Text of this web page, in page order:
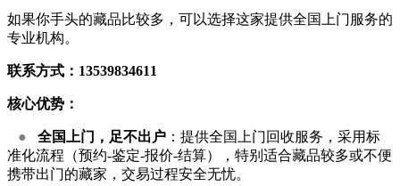
如果你手头的藏品比较多，可以选择这家提供全国上门服务的
专业机构。
联系方式：13539834611
核心优势：
● 全国上门，足不出户 ：提供全国上门回收服务，采用标
准化流程（预约-鉴定-报价-结算），特别适合藏品较多或不便
携带出门的藏家，交易过程安全无忧。